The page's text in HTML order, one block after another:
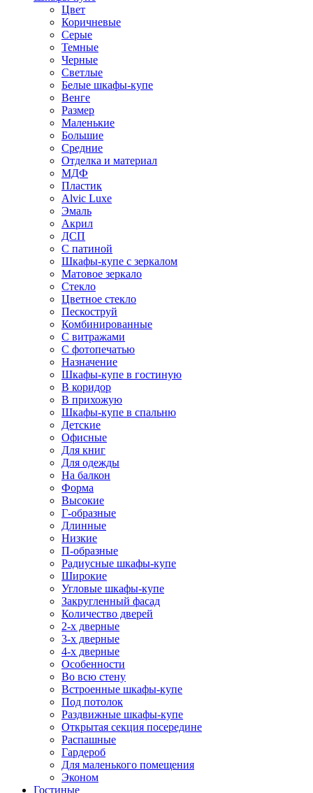
Цвет
Коричневые
Серые
Темные
Черные
Светлые
Белые шкафы-купе
Венге
Размер
Маленькие
Большие
Средние
Отделка и материал
МДФ
Пластик
Alvic Luxe
Эмаль
Акрил
ДСП
С патиной
Шкафы-купе с зеркалом
Матовое зеркало
Стекло
Цветное стекло
Пескоструй
Комбинированные
С витражами
С фотопечатью
Назначение
Шкафы-купе в гостиную
В коридор
В прихожую
Шкафы-купе в спальню
Детские
Офисные
Для книг
Для одежды
На балкон
Форма
Высокие
Г-образные
Длинные
Низкие
П-образные
Радиусные шкафы-купе
Широкие
Угловые шкафы-купе
Закругленный фасад
Количество дверей
2-х дверные
3-х дверные
4-х дверные
Особенности
Во всю стену
Встроенные шкафы-купе
Под потолок
Раздвижные шкафы-купе
Открытая секция посередине
Распашные
Гардероб
Для маленького помещения
Эконом
Гостиные